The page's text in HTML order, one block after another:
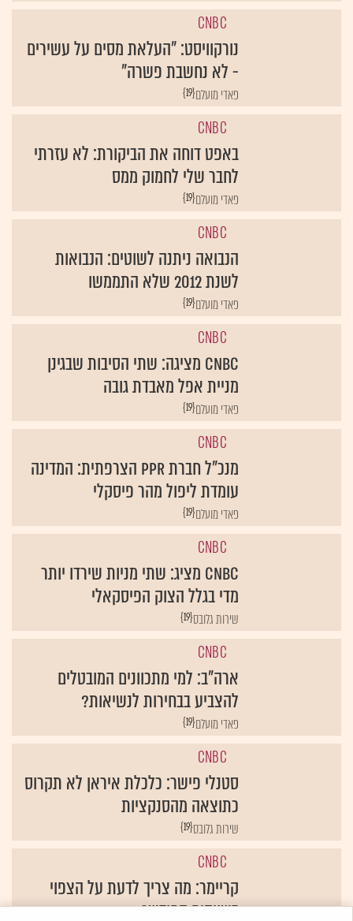
CNBC
נורקוויסט: "העלאת מסים על עשירים
- לא נחשבת פשרה"
{19}פאדי מועלם
CNBC
באפט דוחה את הביקורת: לא עזרתי
לחבר שלי לחמוק ממס
{19}פאדי מועלם
CNBC
הנבואה ניתנה לשוטים: הנבואות
לשנת 2012 שלא התממשו
{19}פאדי מועלם
CNBC
CNBC מציגה: שתי הסיבות שבגינן
מניית אפל מאבדת גובה
{19}פאדי מועלם
CNBC
מנכ"ל חברת PPR הצרפתית: המדינה
עומדת ליפול מהר פיסקלי
{19}פאדי מועלם
CNBC
CNBC מציג: שתי מניות שירדו יותר
מדי בגלל הצוק הפיסקאלי
{19}שירות גלובס
CNBC
ארה"ב: למי מתכוונים המובטלים
להצביע בבחירות לנשיאות?
{19}פאדי מועלם
CNBC
סטנלי פישר: כלכלת איראן לא תקרוס
כתוצאה מהסנקציות
{19}שירות גלובס
CNBC
קריימר: מה צריך לדעת על הצפוי
בשווקים החודש?